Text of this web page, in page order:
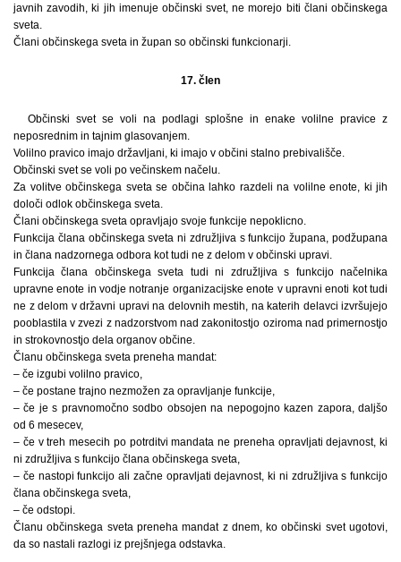
javnih zavodih, ki jih imenuje občinski svet, ne morejo biti člani občinskega
sveta.
Člani občinskega sveta in župan so občinski funkcionarji.
17. člen
Občinski svet se voli na podlagi splošne in enake volilne pravice z
neposrednim in tajnim glasovanjem.
Volilno pravico imajo državljani, ki imajo v občini stalno prebivališče.
Občinski svet se voli po večinskem načelu.
Za volitve občinskega sveta se občina lahko razdeli na volilne enote, ki jih
določi odlok občinskega sveta.
Člani občinskega sveta opravljajo svoje funkcije nepoklicno.
Funkcija člana občinskega sveta ni združljiva s funkcijo župana, podžupana
in člana nadzornega odbora kot tudi ne z delom v občinski upravi.
Funkcija člana občinskega sveta tudi ni združljiva s funkcijo načelnika
upravne enote in vodje notranje organizacijske enote v upravni enoti kot tudi
ne z delom v državni upravi na delovnih mestih, na katerih delavci izvršujejo
pooblastila v zvezi z nadzorstvom nad zakonitostjo oziroma nad primernostjo
in strokovnostjo dela organov občine.
Članu občinskega sveta preneha mandat:
– če izgubi volilno pravico,
– če postane trajno nezmožen za opravljanje funkcije,
– če je s pravnomočno sodbo obsojen na nepogojno kazen zapora, daljšo
od 6 mesecev,
– če v treh mesecih po potrditvi mandata ne preneha opravljati dejavnost, ki
ni združljiva s funkcijo člana občinskega sveta,
– če nastopi funkcijo ali začne opravljati dejavnost, ki ni združljiva s funkcijo
člana občinskega sveta,
– če odstopi.
Članu občinskega sveta preneha mandat z dnem, ko občinski svet ugotovi,
da so nastali razlogi iz prejšnjega odstavka.